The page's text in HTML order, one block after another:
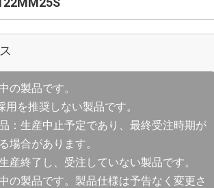
の製品です。
用を推奨しない製品です。
：生産中止予定であり、最終受注時期が
場合があります。
産終了し、受注していない製品です。
の製品です。製品仕様は予告なく変更さ